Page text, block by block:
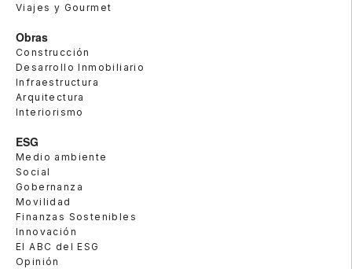
Viajes y Gourmet
Obras
Construcción
Desarrollo Inmobiliario
Infraestructura
Arquitectura
Interiorismo
ESG
Medio ambiente
Social
Gobernanza
Movilidad
Finanzas Sostenibles
Innovación
El ABC del ESG
Opinión